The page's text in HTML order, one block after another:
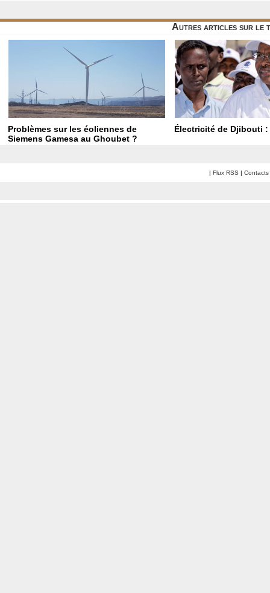
Autres articles sur le
Problèmes sur les éoliennes de
Siemens Gamesa au Ghoubet ?
Électricité de Djibouti
| Flux RSS | Contacts